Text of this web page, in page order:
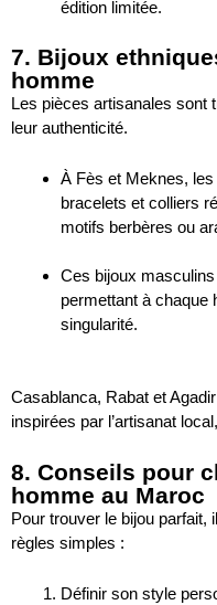
édition limitée.
7. Bijoux
homme
Les pièces artisanales sont
leur authenticité.
À Fès et Meknes,
bracelets et colliers
motifs berbères ou
Ces bijoux
permettant à chaque
singularité.
Casablanca, Rabat et
inspirées par l’artisanat
8. Conseils pour
homme au Maroc
Pour trouver le bijou parfait,
règles simples :
Définir son style